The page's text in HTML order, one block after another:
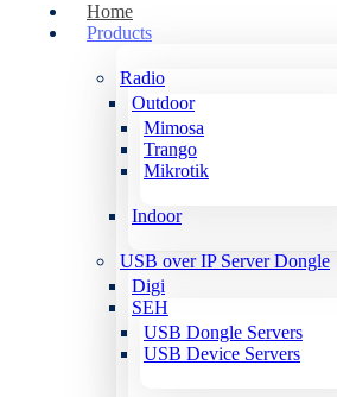
Home
Products
Radio
Outdoor
Mimosa
Trango
Mikrotik
Indoor
USB over IP Server Dongle
Digi
SEH
USB Dongle Servers
USB Device Servers